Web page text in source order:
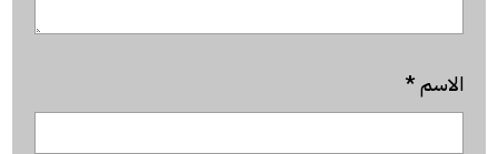
الاسم*